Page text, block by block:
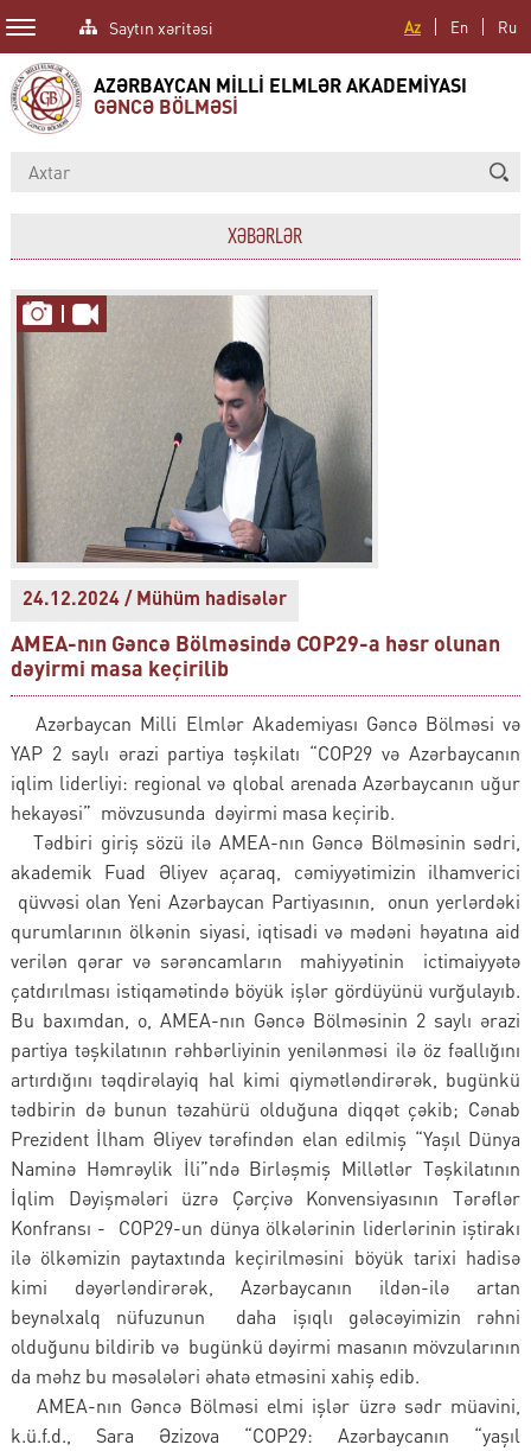
Az En Ru
Saytın xəritəsi
AZƏRBAYCAN MİLLİ ELMLƏR AKADEMİYASI
GƏNCƏ BÖLMƏSİ
XƏBƏRLƏR
24.12.2024 / Mühüm hadisələr
AMEA-nın Gəncə Bölməsində COP29-a həsr olunan
dəyirmi masa keçirilib
Azərbaycan Milli Elmlər Akademiyası Gəncə Bölməsi və
YAP 2 saylı ərazi partiya təşkilatı “COP29 və Azərbaycanın
iqlim liderliyi: regional və qlobal arenada Azərbaycanın uğur
hekayəsi” mövzusunda dəyirmi masa keçirib.
Tədbiri giriş sözü ilə AMEA-nın Gəncə Bölməsinin sədri,
akademik Fuad Əliyev açaraq, cəmiyyətimizin ilhamverici
qüvvəsi olan Yeni Azərbaycan Partiyasının, onun yerlərdəki
qurumlarının ölkənin siyasi, iqtisadi və mədəni həyatına aid
verilən qərar və sərəncamların mahiyyətinin ictimaiyyətə
çatdırılması istiqamətində böyük işlər gördüyünü vurğulayıb.
Bu baxımdan, o, AMEA-nın Gəncə Bölməsinin 2 saylı ərazi
partiya təşkilatının rəhbərliyinin yenilənməsi ilə öz fəallığını
artırdığını təqdirəlayiq hal kimi qiymətləndirərək, bugünkü
tədbirin də bunun təzahürü olduğuna diqqət çəkib; Cənab
Prezident İlham Əliyev tərəfindən elan edilmiş “Yaşıl Dünya
Naminə Həmrəylik İli”ndə Birləşmiş Millətlər Təşkilatının
İqlim Dəyişmələri üzrə Çərçivə Konvensiyasının Tərəflər
Konfransı - COP29-un dünya ölkələrinin liderlərinin iştirakı
ilə ölkəmizin paytaxtında keçirilməsini böyük tarixi hadisə
kimi dəyərləndirərək, Azərbaycanın ildən-ilə artan
beynəlxalq nüfuzunun daha işıqlı gələcəyimizin rəhni
olduğunu bildirib və bugünkü dəyirmi masanın mövzularının
da məhz bu məsələləri əhatə etməsini xahiş edib.
AMEA-nın Gəncə Bölməsi elmi işlər üzrə sədr müavini,
k.ü.f.d., Sara Əzizova “COP29: Azərbaycanın “yaşıl